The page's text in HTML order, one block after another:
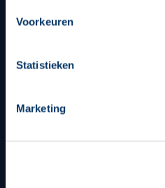
Voorkeuren
Statistieken
Marketing